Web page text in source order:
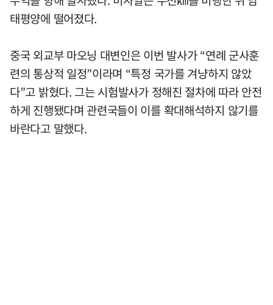
태평양에 떨어졌다.
중국 외교부 마오닝 대변인은 이번 발사가 “연례 군사훈
련의 통상적 일정”이라며 “특정 국가를 겨냥하지 않았
다”고 밝혔다. 그는 시험발사가 정해진 절차에 따라 안전
하게 진행됐다며 관련국들이 이를 확대해석하지 않기를
바란다고 말했다.